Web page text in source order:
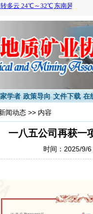
学者 政策导向 文件下载 在
闻动态 >> 内容
一八五公司再获一
时间：2025/9/